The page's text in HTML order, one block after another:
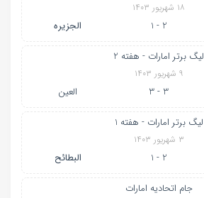
۱۸ شهریور ۱۴۰۳
2 - 1 الجزیره
لیگ برتر امارات - هفته 2
۹ شهریور ۱۴۰۳
3 - 3 العین
لیگ برتر امارات - هفته 1
۳ شهریور ۱۴۰۳
2 - 1 البطائح
جام اتحادیه امارات